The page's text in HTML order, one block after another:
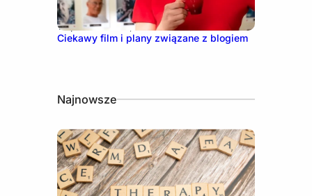
13 października, 2021
Ciekawy film i plany związane z blogiem
Najnowsze